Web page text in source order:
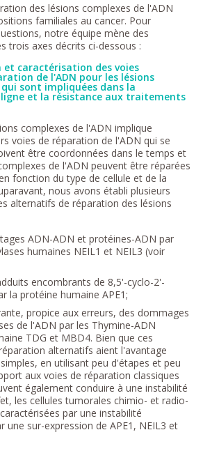
des lésions complexes de l'ADN
familiales au cancer. Pour
notre équipe mène des
trois axes décrits ci-dessous :
caractérisation des voies
de l'ADN pour les lésions
qui sont impliquées dans la
et la résistance aux traitements
complexes de l'ADN implique
voies de réparation de l'ADN qui se
être coordonnées dans le temps et
de l'ADN peuvent être réparées
fonction du type de cellule et de la
nous avons établi plusieurs
alternatifs de réparation des lésions
ADN-ADN et protéines-ADN par
humaines NEIL1 et NEIL3 (voir
encombrants de 8,5'-cyclo-2'-
la protéine humaine APE1;
propice aux erreurs, des dommages
de l'ADN par les Thymine-ADN
TDG et MBD4. Bien que ces
alternatifs aient l'avantage
en utilisant peu d'étapes et peu
aux voies de réparation classiques
également conduire à une instabilité
les cellules tumorales chimio- et radio-
par une instabilité
une sur-expression de APE1, NEIL3 et